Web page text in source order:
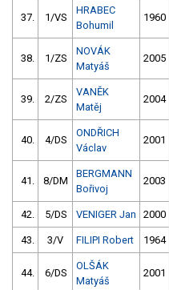
37. 1/VS
HRABEC
Bohumil
1960
38. 1/ZS
NOVÁK
Matyáš
2005
39. 2/ZS
VANĚK
Matěj
2004
40. 4/DS
ONDŘICH
Václav
2001
41. 8/DM
BERGMANN
Bořivoj
2003
42. 5/DS VENIGER Jan 2000
43. 3/V FILIPI Robert 1964
44. 6/DS
OLŠÁK
Matyáš
2001